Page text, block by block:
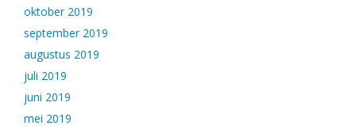
oktober 2019
september 2019
augustus 2019
juli 2019
juni 2019
mei 2019